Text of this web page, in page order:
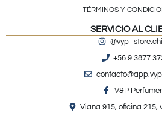
TÉRMINOS Y
SERVICIO AL
+56 9 3877
V&P
Viana 915, oficina 215,